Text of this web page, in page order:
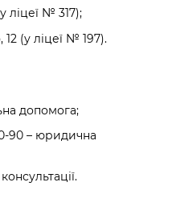
ліцеї № 317);
(у ліцеї № 197).
допомога;
90 – юридична